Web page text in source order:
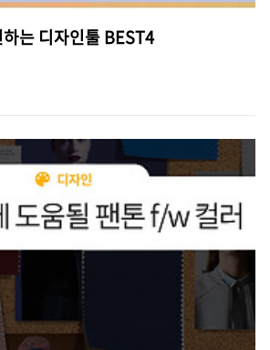
는 디자인툴 BEST4